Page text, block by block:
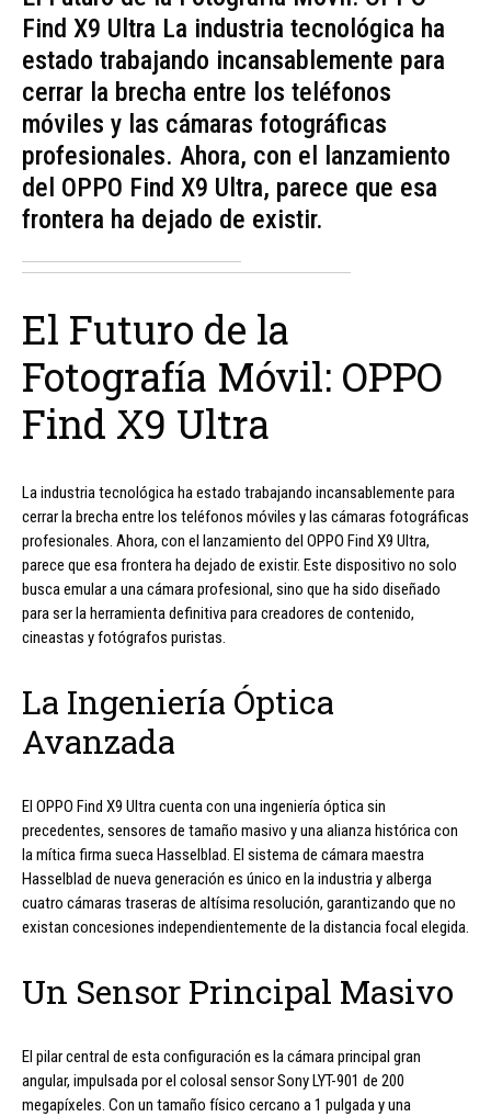
Find X9 Ultra La industria tecnológica ha
estado trabajando incansablemente para
cerrar la brecha entre los teléfonos
móviles y las cámaras fotográficas
profesionales. Ahora, con el lanzamiento
del OPPO Find X9 Ultra, parece que esa
frontera ha dejado de existir.
El Futuro de la
Fotografía Móvil: OPPO
Find X9 Ultra
La industria tecnológica ha estado trabajando incansablemente para
cerrar la brecha entre los teléfonos móviles y las cámaras fotográficas
profesionales. Ahora, con el lanzamiento del OPPO Find X9 Ultra,
parece que esa frontera ha dejado de existir. Este dispositivo no solo
busca emular a una cámara profesional, sino que ha sido diseñado
para ser la herramienta definitiva para creadores de contenido,
cineastas y fotógrafos puristas.
La Ingeniería Óptica
Avanzada
El OPPO Find X9 Ultra cuenta con una ingeniería óptica sin
precedentes, sensores de tamaño masivo y una alianza histórica con
la mítica firma sueca Hasselblad. El sistema de cámara maestra
Hasselblad de nueva generación es único en la industria y alberga
cuatro cámaras traseras de altísima resolución, garantizando que no
existan concesiones independientemente de la distancia focal elegida.
Un Sensor Principal Masivo
El pilar central de esta configuración es la cámara principal gran
angular, impulsada por el colosal sensor Sony LYT-901 de 200
megapíxeles. Con un tamaño físico cercano a 1 pulgada y una